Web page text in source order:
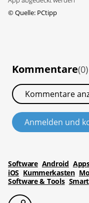
©Quelle: PCtipp
Kommentare(0)
Kommentare
Anmelden und
Software Android
iOS Kummerkasten
Software & Tools